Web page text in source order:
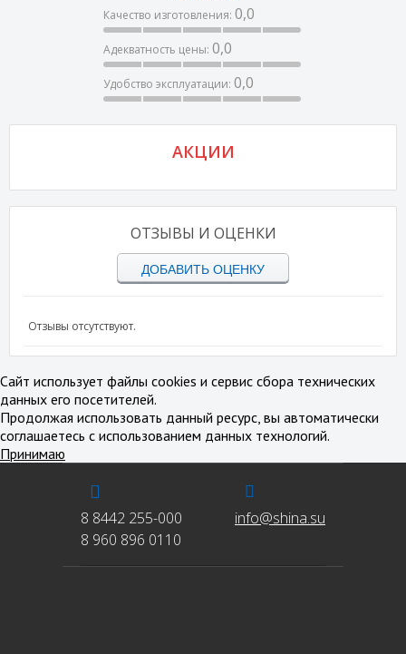
Качество изготовления: 0,0
Адекватность цены: 0,0
Удобство эксплуатации: 0,0
АКЦИИ
ОТЗЫВЫ И ОЦЕНКИ
ДОБАВИТЬ ОЦЕНКУ
Отзывы отсутствуют.
8 8442 255-000
8 960 896 0110
info@shina.su
Сайт использует файлы cookies и сервис сбора технических
данных его посетителей.
Продолжая использовать данный ресурс, вы автоматически
соглашаетесь с использованием данных технологий.
Принимаю